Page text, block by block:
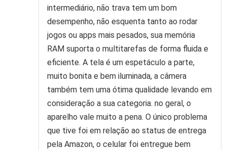
intermediário, não trava tem um bom
desempenho, não esquenta tanto ao rodar
jogos ou apps mais pesados, sua memória
RAM suporta o multitarefas de forma fluida e
eficiente. A tela é um espetáculo a parte,
muito bonita e bem iluminada, a câmera
também tem uma ótima qualidade levando em
consideração a sua categoria. no geral, o
aparelho vale muito a pena. O único problema
que tive foi em relação ao status de entrega
pela Amazon, o celular foi entregue bem